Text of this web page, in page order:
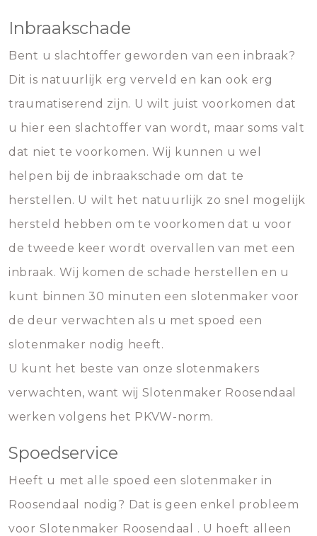
Inbraakschade
Bent u slachtoffer geworden van een inbraak?
Dit is natuurlijk erg verveld en kan ook erg
traumatiserend zijn. U wilt juist voorkomen dat
u hier een slachtoffer van wordt, maar soms valt
dat niet te voorkomen. Wij kunnen u wel
helpen bij de inbraakschade om dat te
herstellen. U wilt het natuurlijk zo snel mogelijk
hersteld hebben om te voorkomen dat u voor
de tweede keer wordt overvallen van met een
inbraak. Wij komen de schade herstellen en u
kunt binnen 30 minuten een slotenmaker voor
de deur verwachten als u met spoed een
slotenmaker nodig heeft.
U kunt het beste van onze slotenmakers
verwachten, want wij Slotenmaker Roosendaal
werken volgens het PKVW-norm.
Spoedservice
Heeft u met alle spoed een slotenmaker in
Roosendaal nodig? Dat is geen enkel probleem
voor Slotenmaker Roosendaal . U hoeft alleen